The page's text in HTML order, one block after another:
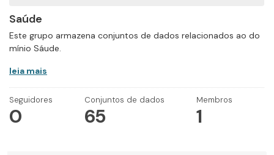
Saúde
Este grupo armazena conjuntos de dados relacionados ao do
mínio Sáude.
leia mais
Seguidores
0
Conjuntos de dados
65
Membros
1